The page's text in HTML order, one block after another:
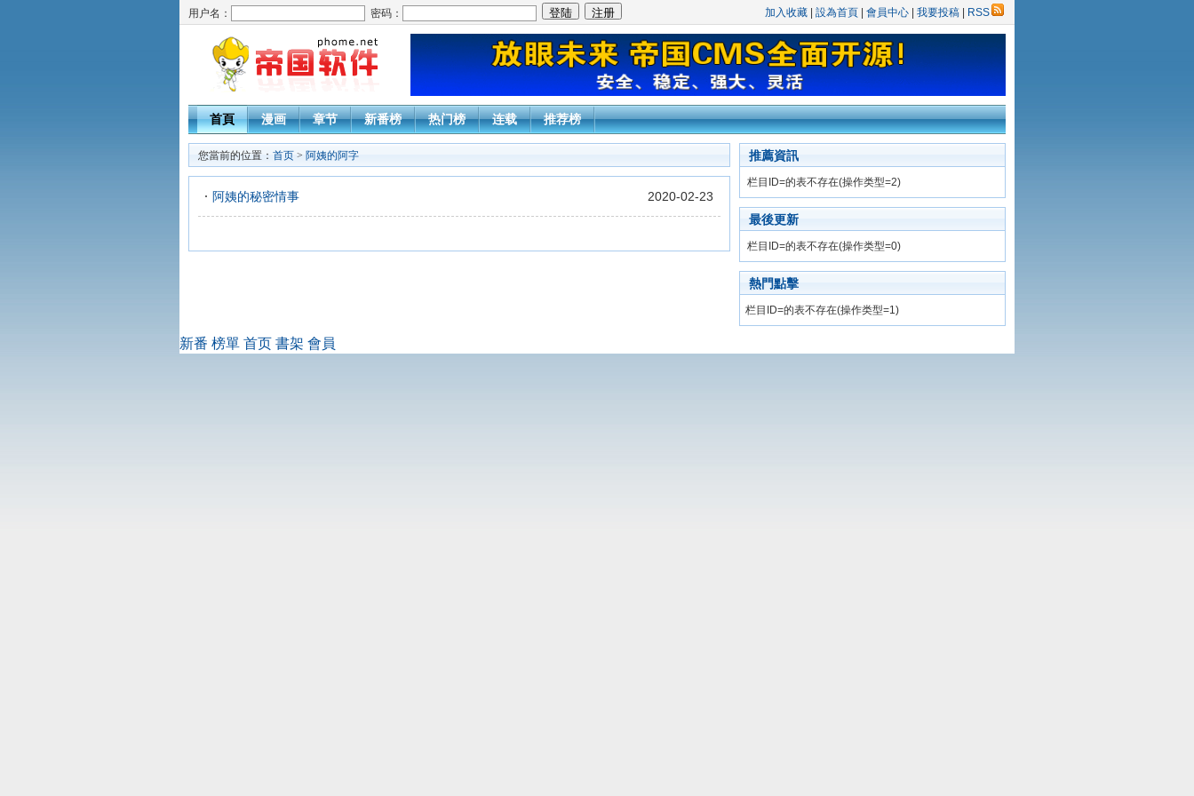
用户名： 密码： 加入收藏 設為首頁 會員中心 我要投稿 RSS
首頁 漫画 章节 新番榜 热门榜 连载 推荐榜
您當前的位置： 首页 > 阿姨的阿字
阿姨的秘密情事 2020-02-23
推薦資訊
栏目ID=的表不存在(操作类型=2)
最後更新
栏目ID=的表不存在(操作类型=0)
熱門點擊
栏目ID=的表不存在(操作类型=1)
新番 榜單 首页 書架 會員